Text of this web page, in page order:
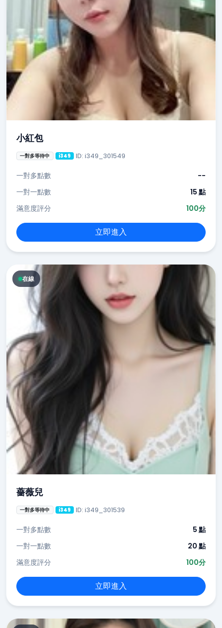
小紅包
一對多等待中 i349 ID: i349_301549
一對多點數
--
一對一點數
15 點
滿意度評分
100分
立即進入
在線
薔薇兒
一對多等待中 i349 ID: i349_301539
一對多點數
5 點
一對一點數
20 點
滿意度評分
100分
立即進入